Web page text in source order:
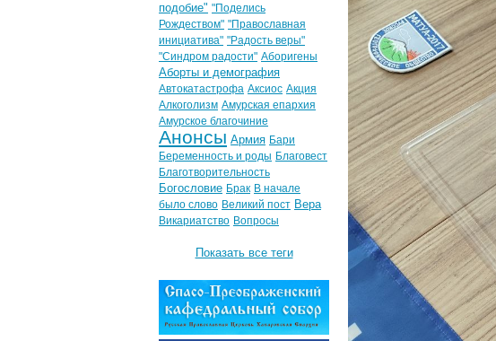
подобие" "Поделись
Рождеством" "Православная
инициатива" "Радость веры"
"Синдром радости" Аборигены
Аборты и демография
Автокатастрофа Аксиос Акция
Алкоголизм Амурская епархия
Амурское благочиние
Анонсы Армия Бари
Беременность и роды Благовест
Благотворительность
Богословие Брак В начале
было слово Великий пост Вера
Викариатство Вопросы
Показать все теги